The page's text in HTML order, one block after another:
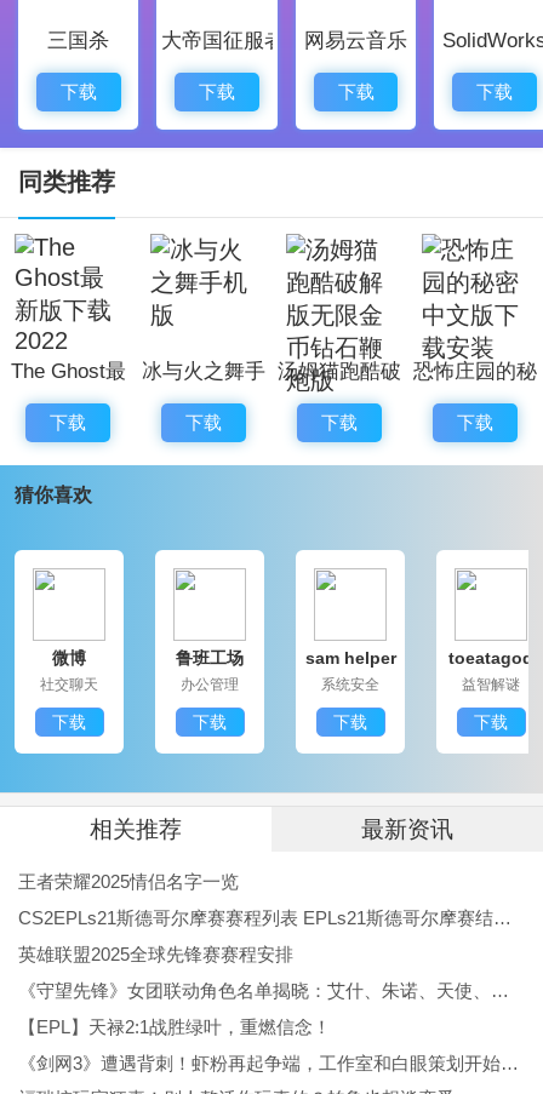
1、游戏中丰富的文化元素为解谜增添了独特的氛围和趣
味，提升了整体的吸引力。
2、恐怖氛围与解谜任务相结合，挑战玩家的勇气与智
力，解决过程中乐趣无穷。
与信息，大大提升了解谜效率。
4、实时更新的游戏内容，玩家能够持续享受新鲜的游戏
体验与挑战。
5、解谜过程中可利用的场景多样，适合亲友聚会、家庭
娱乐等多种社交场合。
谜境纸嫁衣双人版是一款出色的恐怖冒险解谜游戏。丰
激的解谜乐趣，还能体验到浓厚的国风文化。想要挑战
中找到自己喜欢的元素。不妨邀请朋友一起，展开一场
神秘的解谜之旅吧！
三国杀
下载
大帝国征服者
下载
网易云音乐
下载 下载
同类推荐
The Ghost最
新版下载
2022
下载
冰与火之舞手
机版
下载
汤姆猫跑酷破
解版无限金币
钻石鞭炮版
下载
恐怖庄园的秘
密中文版下载
安装
下载
猜你喜欢
微博
社交聊天
下载
鲁班工场
办公管理
下载
sam helper
系统安全
下载
toeatagod
益智解谜
下载
相关推荐 最新资讯
王者荣耀2025情侣名字一览
CS2EPLs21斯德哥尔摩赛赛程列表 EPLs21斯德哥尔摩赛结果公布
英雄联盟2025全球先锋赛赛程安排
《守望先锋》女团联动角色名单揭晓：艾什、朱诺、天使、伊拉锐与D.Va！
【EPL】天禄2:1战胜绿叶，重燃信念！
《剑网3》遭遇背刺！虾粉再起争端，工作室和白眼策划开始反噬